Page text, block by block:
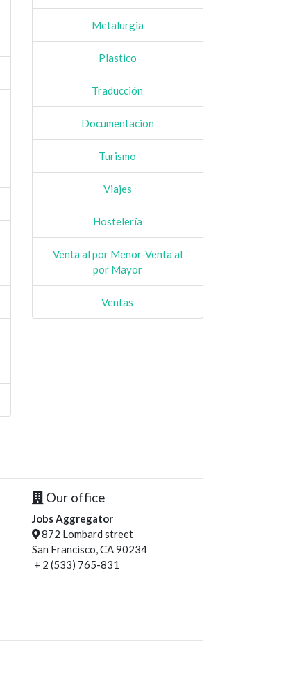
Metalurgia
Plastico
Traducción
Documentacion
Turismo
Viajes
Hostelería
Venta al por Menor-Venta al
por Mayor
Ventas
Our office
Jobs Aggregator
872 Lombard street
San Francisco, CA 90234
+ 2 (533) 765-831